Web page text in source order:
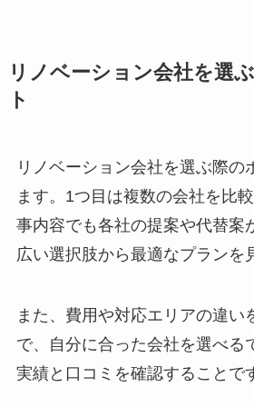
リノベーション会社を選
ト
リノベーション会社を選ぶ際の
ます。1つ目は複数の会社を比
事内容でも各社の提案や代替案
広い選択肢から最適なプランを
また、費用や対応エリアの違い
で、自分に合った会社を選べる
実績と口コミを確認することで